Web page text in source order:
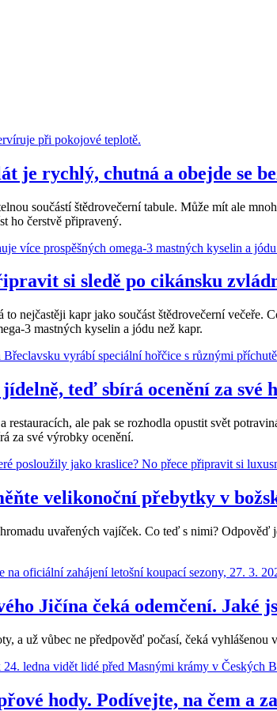
je rychlý, chutná a obejde se
součástí štědrovečerní tabule. Může mít ale
ho čerstvě připravený.
si sledě po cikánsku
nejčastěji kapr jako součást štědrovečerní
3 mastných kyselin a jódu než kapr.
teď sbírá ocenění za své
ale pak se rozhodla opustit svět
za své výrobky ocenění.
velikonoční přebytky v
uvařených vajíček. Co teď s nimi?
Jičína čeká odemčení. Jaké
a už vůbec ne předpověď počasí, čeká
hody. Podívejte, na čem a